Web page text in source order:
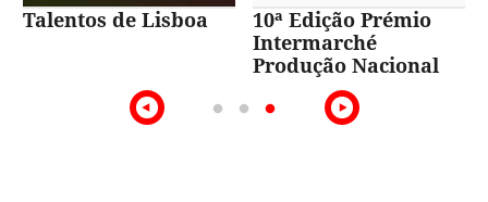
Talentos de Lisboa
10ª Edição Prémio
Intermarché
Produção Nacional